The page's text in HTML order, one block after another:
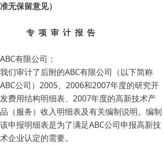
准无保留意见）
专 项 审 计 报 告
ABC有限公司：
我们审计了后附的ABC有限公司（以下简称
ABC公司）2005、2006和2007年度的研究开
发费用结构明细表、2007年度的高新技术产
品（服务）收入明细表及有关编制说明。编制
该申报明细表是为了满足ABC公司申报高新技
术企业认定的需要。